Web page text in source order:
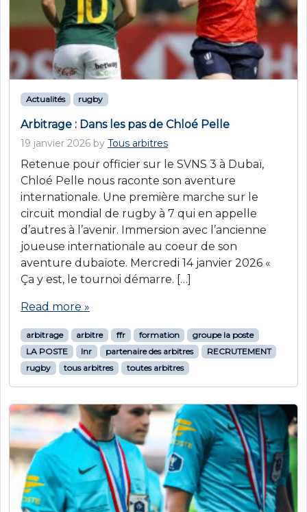
Actualités rugby
Arbitrage : Dans les pas de Chloé Pelle
19 janvier 2026 by Tous arbitres
Retenue pour officier sur le SVNS 3 à Dubaï,
Chloé Pelle nous raconte son aventure
internationale. Une première marche sur le
circuit mondial de rugby à 7 qui en appelle
d’autres à l’avenir. Immersion avec l’ancienne
joueuse internationale au coeur de son
aventure dubaïote. Mercredi 14 janvier 2026 «
Ça y est, le tournoi démarre. […]
Read more »
arbitrage arbitre ffr formation
groupe la poste
LA POSTE
lnr partenaire des arbitres
RECRUTEMENT
rugby
tous arbitres toutes arbitres